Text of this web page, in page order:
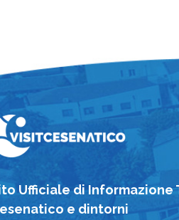
Ufficiale di Informazione
e dintorni